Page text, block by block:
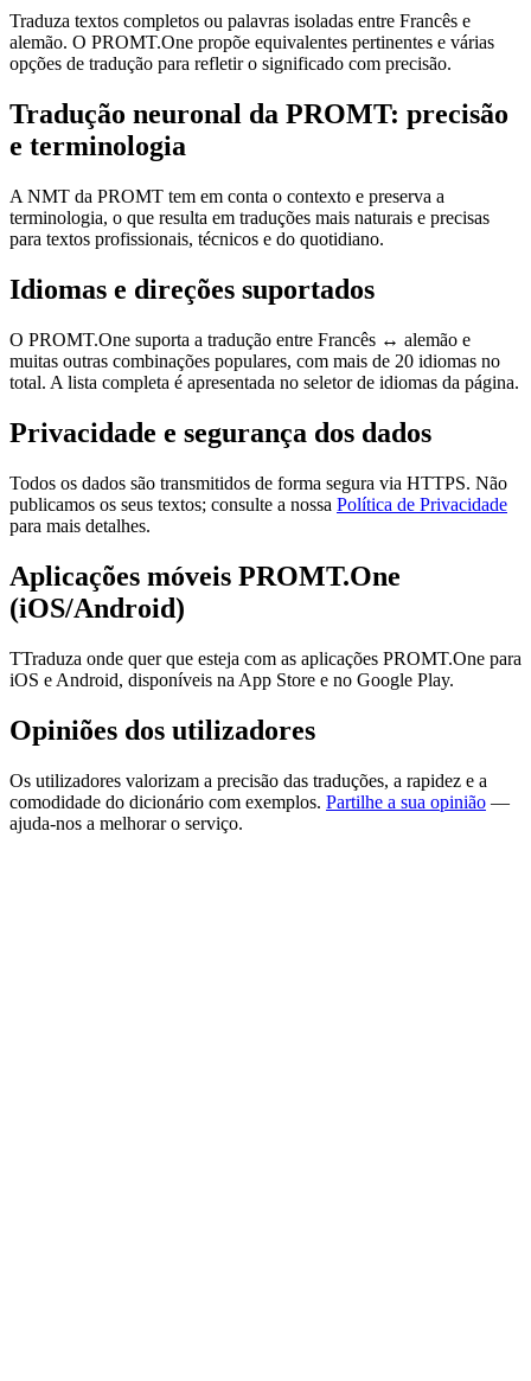
Traduza textos completos ou palavras isoladas entre Francês e
alemão. O PROMT.One propõe equivalentes pertinentes e várias
opções de tradução para refletir o significado com precisão.
Tradução neuronal da PROMT: precisão
e terminologia
A NMT da PROMT tem em conta o contexto e preserva a
terminologia, o que resulta em traduções mais naturais e precisas
para textos profissionais, técnicos e do quotidiano.
Idiomas e direções suportados
O PROMT.One suporta a tradução entre Francês ↔ alemão e
muitas outras combinações populares, com mais de 20 idiomas no
total. A lista completa é apresentada no seletor de idiomas da página.
Privacidade e segurança dos dados
Todos os dados são transmitidos de forma segura via HTTPS. Não
publicamos os seus textos; consulte a nossa Política de Privacidade
para mais detalhes.
Aplicações móveis PROMT.One
(iOS/Android)
TTraduza onde quer que esteja com as aplicações PROMT.One para
iOS e Android, disponíveis na App Store e no Google Play.
Opiniões dos utilizadores
Os utilizadores valorizam a precisão das traduções, a rapidez e a
comodidade do dicionário com exemplos. Partilhe a sua opinião —
ajuda-nos a melhorar o serviço.